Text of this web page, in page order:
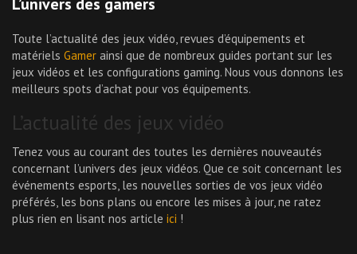
Toute l’actualité des jeux vidéo, revues d’équipements et
matériels Gamer ainsi que de nombreux guides portant sur les
jeux vidéos et les configurations gaming. Nous vous donnons les
meilleurs spots d’achat pour vos équipements.
L’actualité des jeux vidéo
Tenez vous au courant des toutes les dernières nouveautés
concernant l’univers des jeux vidéos. Que ce soit concernant les
événements esports, les nouvelles sorties de vos jeux vidéo
préférés, les bons plans ou encore les mises à jour, ne ratez
plus rien en lisant nos article ici !